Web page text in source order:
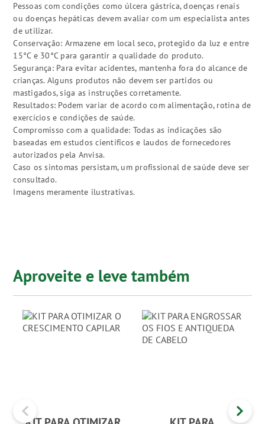
Pessoas com condições como úlcera gástrica, doenças renais
ou doenças hepáticas devem avaliar com um especialista antes
de utilizar.
Conservação: Armazene em local seco, protegido da luz e entre
15°C e 30°C para garantir a qualidade do produto.
Segurança: Para evitar acidentes, mantenha fora do alcance de
crianças. Alguns produtos não devem ser partidos ou
mastigados, siga as instruções corretamente.
Resultados: Podem variar de acordo com alimentação, rotina de
exercícios e condições de saúde.
Compromisso com a qualidade: Todas as indicações são
baseadas em estudos científicos e laudos de fornecedores
autorizados pela Anvisa.
Caso os sintomas persistam, um profissional de saúde deve ser
consultado.
Imagens meramente ilustrativas.
Aproveite e leve também